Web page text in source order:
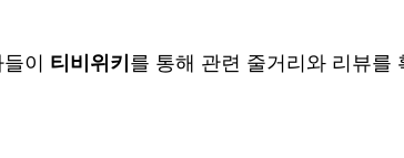
이 티비위키 를 통해 관련 줄거리와 리뷰를